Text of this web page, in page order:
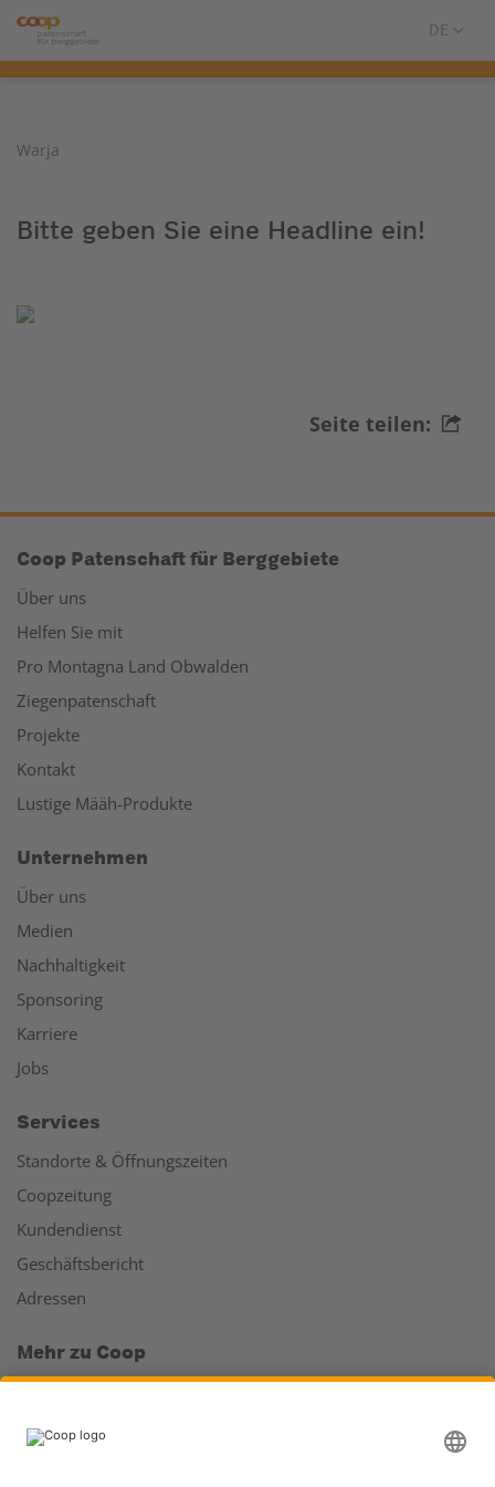
Warja
Bitte geben Sie eine Headline ein!
Seite teilen:
Coop Patenschaft für Berggebiete
Über uns
Helfen Sie mit
Pro Montagna Land Obwalden
Ziegenpatenschaft
Projekte
Kontakt
Lustige Määh-Produkte
Unternehmen
Über uns
Medien
Nachhaltigkeit
Sponsoring
Karriere
Jobs
Services
Standorte & Öffnungszeiten
Coopzeitung
Kundendienst
Geschäftsbericht
Adressen
Mehr zu Coop
Läden & Services